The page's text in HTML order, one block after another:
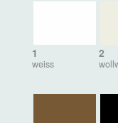
1
weiss
2